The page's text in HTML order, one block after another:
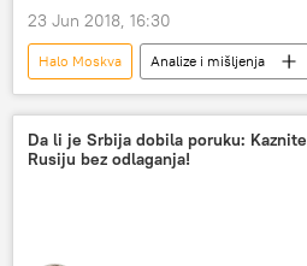
23 Jun 2018, 16:30
Halo Moskva Analize i mišljenja
Da li je Srbija dobila poruku: Kaznite
Rusiju bez odlaganja!